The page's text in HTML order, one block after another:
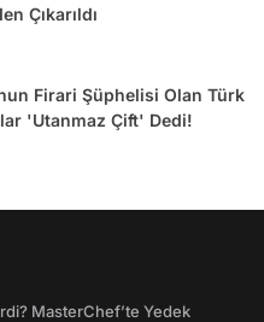
Çıkarıldı
Firari Şüphelisi Olan Türk
'Utanmaz Çift' Dedi!
MasterChef’te Yedek